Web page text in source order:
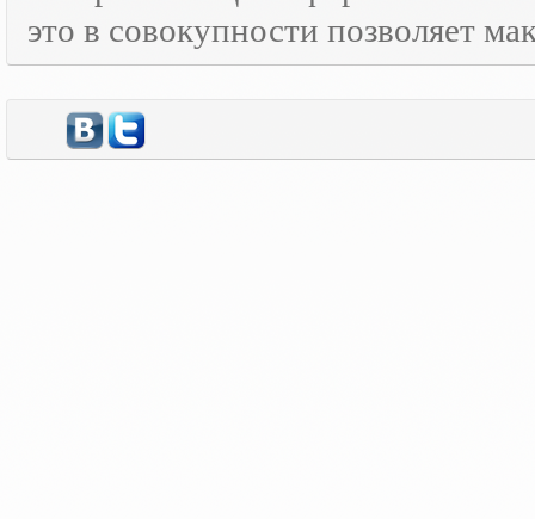
это в совокупности позволяет